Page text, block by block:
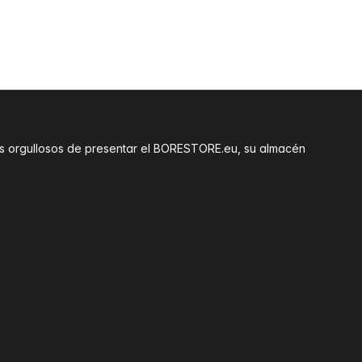
de presentar el BORESTORE.eu, su almacén